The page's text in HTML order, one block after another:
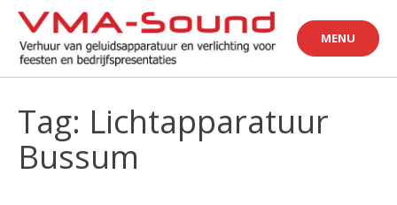
Skip
content
MENU
Tag: Lichtapparatuur
Bussum